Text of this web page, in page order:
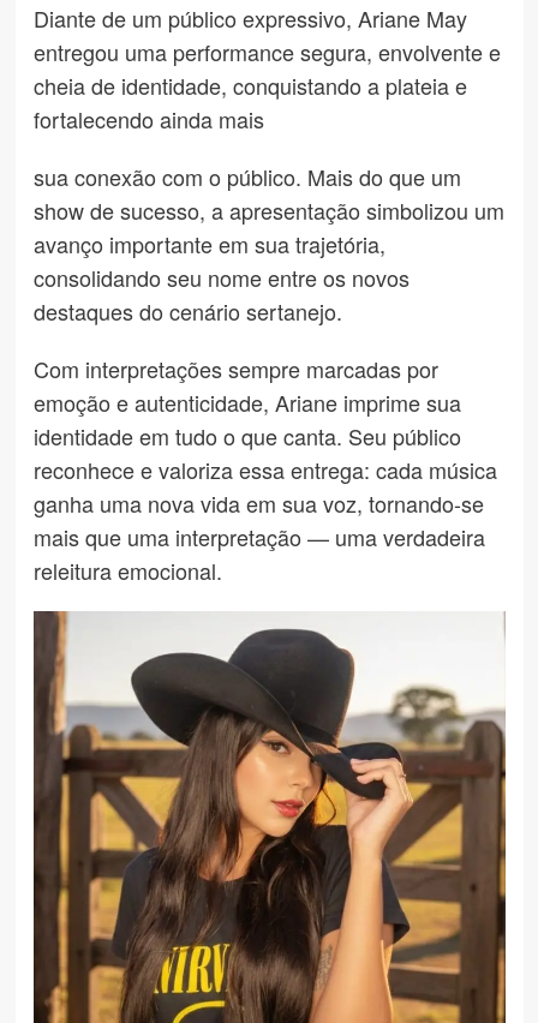
Diante de um público expressivo, Ariane May
entregou uma performance segura, envolvente e
cheia de identidade, conquistando a plateia e
fortalecendo ainda mais
sua conexão com o público. Mais do que um
show de sucesso, a apresentação simbolizou um
avanço importante em sua trajetória,
consolidando seu nome entre os novos
destaques do cenário sertanejo.
Com interpretações sempre marcadas por
emoção e autenticidade, Ariane imprime sua
identidade em tudo o que canta. Seu público
reconhece e valoriza essa entrega: cada música
ganha uma nova vida em sua voz, tornando-se
mais que uma interpretação — uma verdadeira
releitura emocional.